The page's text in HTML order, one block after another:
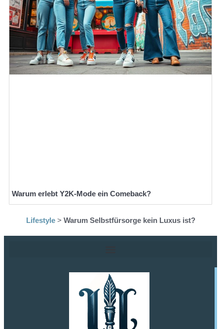
Warum erlebt Y2K-Mode ein Comeback?
Lifestyle> Warum Selbstfürsorge kein Luxus ist?